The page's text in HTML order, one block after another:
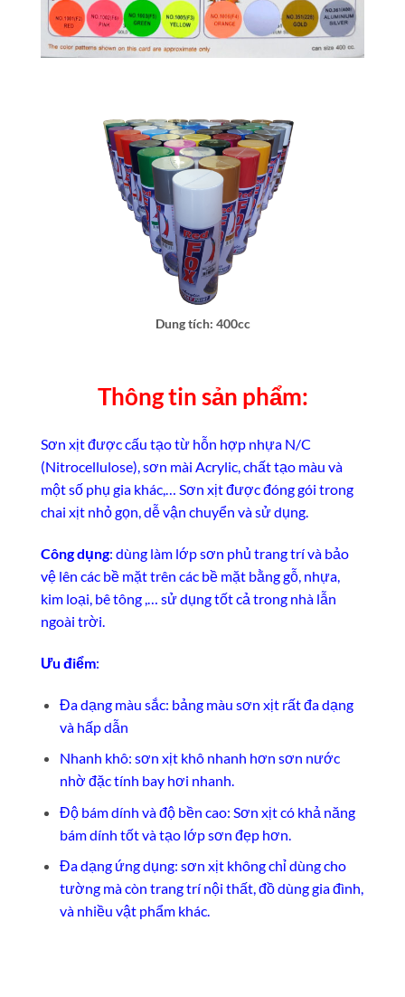
Dung tích: 400cc
Thông tin sản phẩm:
Sơn xịt được cấu tạo từ hỗn hợp nhựa N/C
(Nitrocellulose), sơn mài Acrylic, chất tạo màu và
một số phụ gia khác,… Sơn xịt được đóng gói trong
chai xịt nhỏ gọn, dễ vận chuyển và sử dụng.
Công dụng: dùng làm lớp sơn phủ trang trí và bảo
vệ lên các bề mặt trên các bề mặt bằng gỗ, nhựa,
kim loại, bê tông ,… sử dụng tốt cả trong nhà lẫn
ngoài trời.
Ưu điểm:
Đa dạng màu sắc: bảng màu sơn xịt rất đa dạng
và hấp dẫn
Nhanh khô: sơn xịt khô nhanh hơn sơn nước
nhờ đặc tính bay hơi nhanh.
Độ bám dính và độ bền cao: Sơn xịt có khả năng
bám dính tốt và tạo lớp sơn đẹp hơn.
Đa dạng ứng dụng: sơn xịt không chỉ dùng cho
tường mà còn trang trí nội thất, đồ dùng gia đình,
và nhiều vật phẩm khác.